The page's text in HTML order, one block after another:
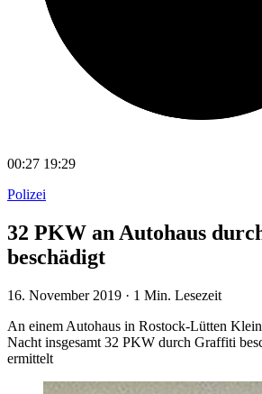
00:27 19:29
Polizei
32 PKW an Autohaus
beschädigt
16. November 2019 · 1 Min. Lesezeit
An einem Autohaus in Rostock-Lütten
Nacht insgesamt 32 PKW durch Graffiti
ermittelt